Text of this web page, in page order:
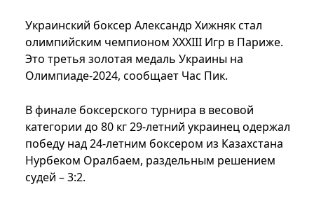
Украинский боксер Александр Хижняк стал
олимпийским чемпионом ХХХІІІ Игр в Париже.
Это третья золотая медаль Украины на
Олимпиаде-2024, сообщает Час Пик.
В финале боксерского турнира в весовой
категории до 80 кг 29-летний украинец одержал
победу над 24-летним боксером из Казахстана
Нурбеком Оралбаем, раздельным решением
судей – 3:2.